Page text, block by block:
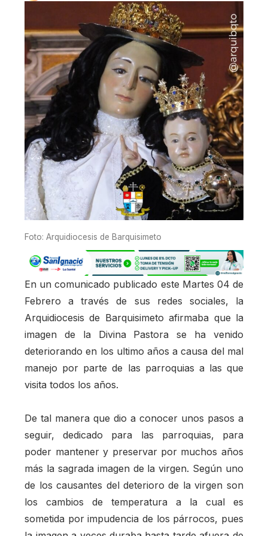
Foto: Arquidiocesis de Barquisimeto
En un comunicado publicado este Martes 04 de
Febrero a través de sus redes sociales, la
Arquidiocesis de Barquisimeto afirmaba que la
imagen de la Divina Pastora se ha venido
deteriorando en los ultimo años a causa del mal
manejo por parte de las parroquias a las que
visita todos los años.
De tal manera que dio a conocer unos pasos a
seguir, dedicado para las parroquias, para
poder mantener y preservar por muchos años
más la sagrada imagen de la virgen. Según uno
de los causantes del deterioro de la virgen son
los cambios de temperatura a la cual es
sometida por impudencia de los párrocos, pues